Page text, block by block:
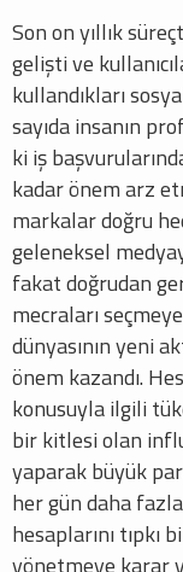
Son on yıllık
gelişti ve
kullandıkları
sayıda insanın
ki iş
kadar önem arz
markalar doğru
geleneksel
fakat doğrudan
mecraları
dünyasının yeni
önem kazandı.
konusuyla ilgili
bir kitlesi olan
yaparak büyük
her gün daha
hesaplarını
yönetmeye karar